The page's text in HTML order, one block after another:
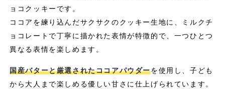
ョコクッキーです。
ココアを練り込んだサクサクのクッキー生地に、ミルクチ
ョコレートで丁寧に描かれた表情が特徴的で、一つひとつ
異なる表情を楽しめます。
国産バターと厳選されたココアパウダーを使用し、子ども
から大人まで楽しめる優しい甘さに仕上げられています。